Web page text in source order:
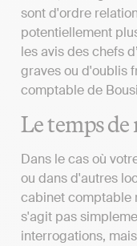
sont d'ordre
potentiellement
les avis des chefs
graves ou d'oublis
comptable de
Le temps de
Dans le cas où
ou dans d'autres
cabinet comptable
s'agit pas
interrogations,